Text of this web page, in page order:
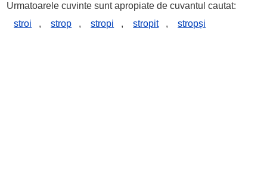
Urmatoarele cuvinte sunt apropiate de cuvantul cautat:
stroi
, strop , stropi , stropit , stropși